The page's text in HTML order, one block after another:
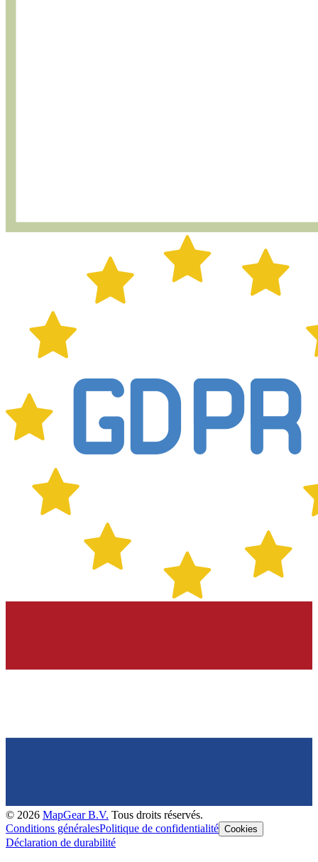
© 2026 MapGear B.V. Tous droits réservés.
Conditions généralesPolitique de confidentialité Cookies
Déclaration de durabilité